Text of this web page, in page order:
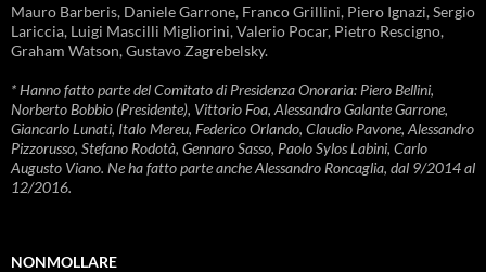
Mauro Barberis, Daniele Garrone, Franco Grillini, Piero Ignazi, Sergio
Lariccia, Luigi Mascilli Migliorini, Valerio Pocar, Pietro Rescigno,
Graham Watson, Gustavo Zagrebelsky.
* Hanno fatto parte del Comitato di Presidenza Onoraria: Piero Bellini,
Norberto Bobbio (Presidente), Vittorio Foa, Alessandro Galante Garrone,
Giancarlo Lunati, Italo Mereu, Federico Orlando, Claudio Pavone, Alessandro
Pizzorusso, Stefano Rodotà, Gennaro Sasso, Paolo Sylos Labini, Carlo
Augusto Viano. Ne ha fatto parte anche Alessandro Roncaglia, dal 9/2014 al
12/2016.
NONMOLLARE